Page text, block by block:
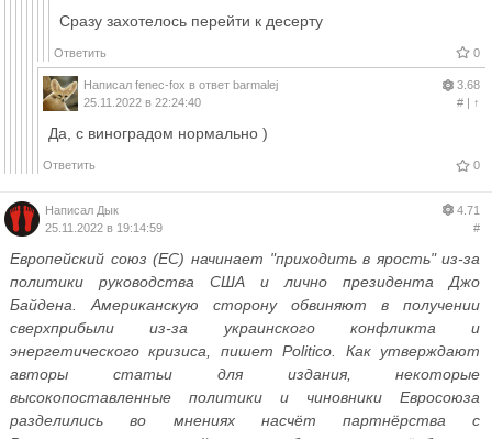
Сразу захотелось перейти к десерту
Ответить 0
Написал fenec-fox в ответ barmalej
25.11.2022 в 22:24:40
3.68
#| ↑
Да, с виноградом нормально )
Ответить 0
Написал Дык
25.11.2022 в 19:14:59
4.71
#
Европейский союз (ЕС) начинает "приходить в ярость" из-за
политики руководства США и лично президента Джо
Байдена. Американскую сторону обвиняют в получении
сверхприбыли из-за украинского конфликта и
энергетического кризиса, пишет Politico. Как утверждают
авторы статьи для издания, некоторые
высокопоставленные политики и чиновники Евросоюза
разделились во мнениях насчёт партнёрства с